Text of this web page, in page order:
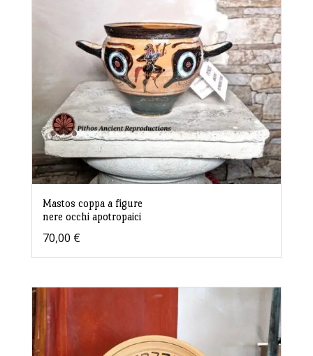
Mastos coppa a figure
nere occhi apotropaici
70,00 €